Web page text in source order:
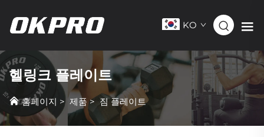
KO
헬링크 플레이트
홈페이지 >제품> 짐 플레이트